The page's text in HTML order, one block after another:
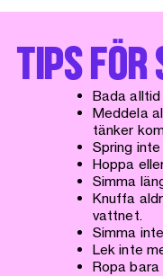
TIPS FÖR
Bada
Meddela
tänker
Spring
Hoppa
Simma
Knuffa
vattnet.
Simma
Lek inte
Ropa bara